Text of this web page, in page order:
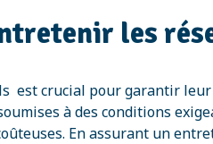
les
est crucial pour garantir
à des conditions
En assurant un